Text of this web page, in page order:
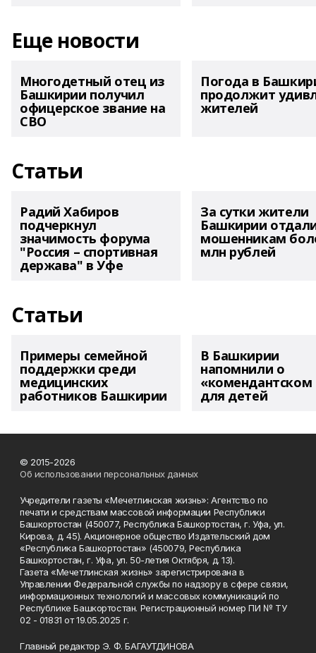
Еще новости
Многодетный отец из
Башкирии получил
офицерское звание на
СВО
Погода в
продолжит
жителей
Статьи
Радий Хабиров
подчеркнул
значимость форума
"Россия – спортивная
держава" в Уфе
За сутки жители
Башкирии
мошенникам
млн рублей
Статьи
Примеры семейной
поддержки среди
медицинских
работников Башкирии
В Башкирии
напомнили о
«комендантском
для детей
© 2015-2026
Об использовании персональных данных
Учредители газеты «Мечетлинская жизнь»: Агентство по
печати и средствам массовой информации Республики
Башкортостан (450077, Республика Башкортостан, г. Уфа, ул.
Кирова, д. 45). Акционерное общество Издательский дом
«Республика Башкортостан» (450079, Республика
Башкортостан, г. Уфа, ул. 50-летия Октября, д. 13).
Газета «Мечетлинская жизнь» зарегистрирована в
Управлении Федеральной службы по надзору в сфере связи,
информационных технологий и массовых коммуникаций по
Республике Башкортостан. Регистрационный номер ПИ № ТУ
02 - 01831 от 19.05.2025 г.
Главный редактор Э. Ф. БАГАУТДИНОВА